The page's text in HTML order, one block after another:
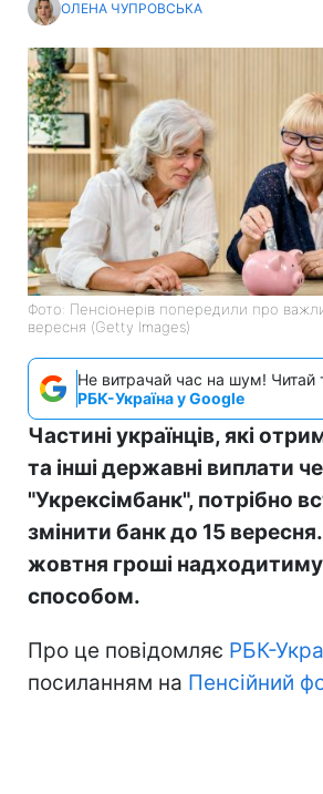
ОЛЕНА ЧУПРОВСЬКА
Фото: Пенсіонерів попередили про
вересня (Getty Images)
Не витрачай час на шум! Читай
РБК-Україна у Google
Частині українців, які
та інші державні виплати
"Укрексімбанк", потрібно
змінити банк до 15
жовтня гроші
способом.
Про це повідомляє РБК-
посиланням на Пенсійний